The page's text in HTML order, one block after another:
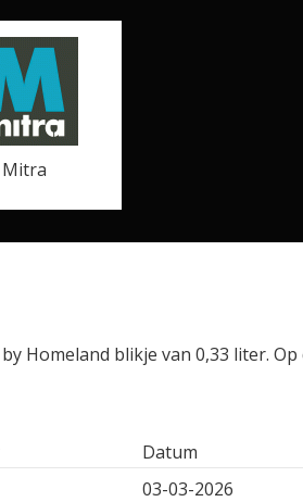
Mitra
Homeland blikje van 0,33 liter.
Datum
03-03-2026